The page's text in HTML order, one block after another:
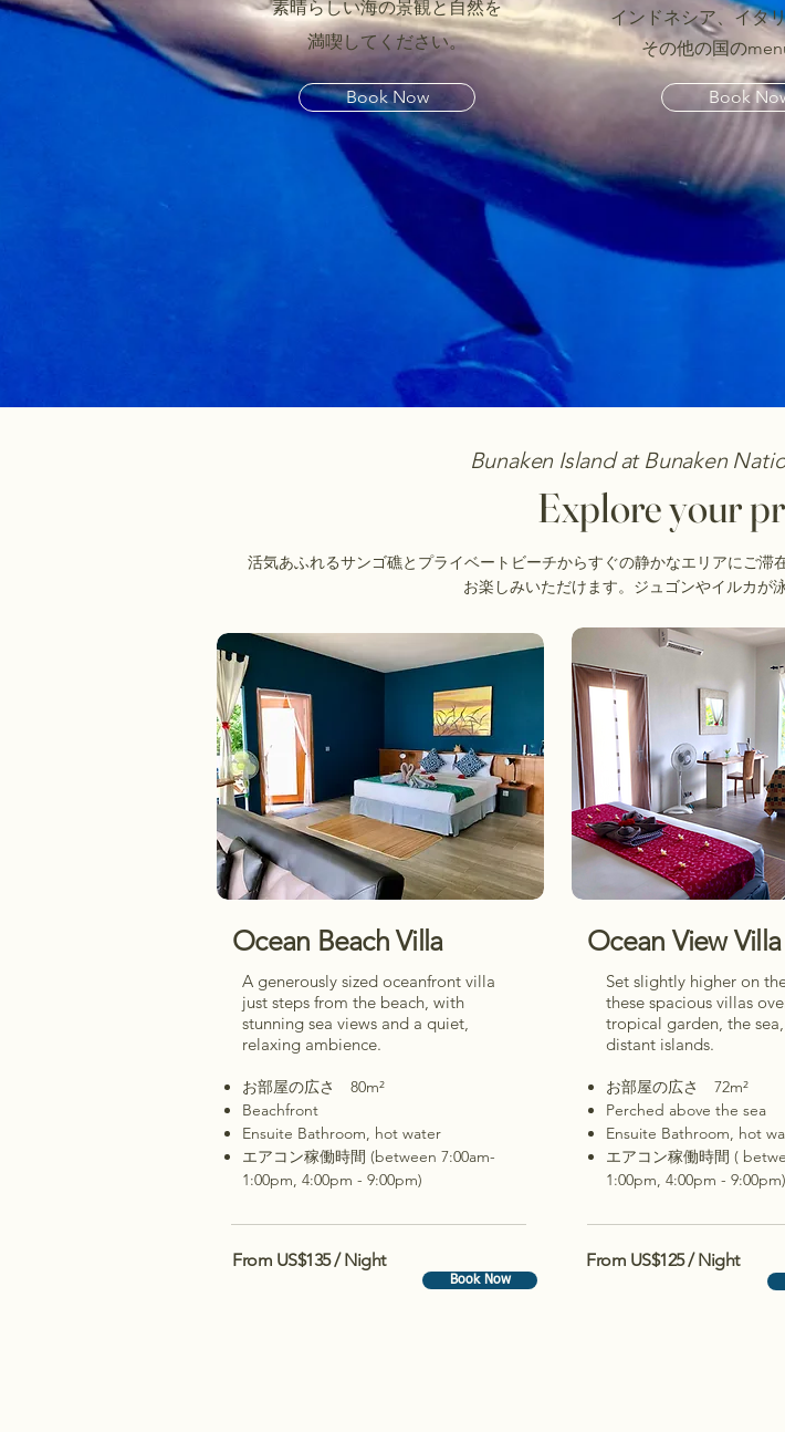
素晴らしい海の景観と自然を
満喫してください。
Book Now
インドネシア、イタ
その他の国の
Book
Bunaken Island at Bunaken
Explore your
活気あふれるサンゴ礁とプライベートビーチからすぐの静かなエリアにご
お楽しみいただけます。ジュゴンやイルカが
Ocean Beach Villa
A generously sized oceanfront villa
just steps from the beach, with
stunning sea views and a quiet,
relaxing ambience.
お部屋の広さ 80m²
Beachfront
Ensuite Bathroom, hot water
エアコン稼働時間 (between 7:00am-
1:00pm, 4:00pm - 9:00pm)
From US$135 / Night
Book Now
Ocean View Villa
Set slightly higher on
these spacious villas
tropical garden, the
distant islands.
お部屋の広さ 72m²
Perched above the sea
Ensuite Bathroom, hot
エアコン稼働時間 (
1:00pm, 4:00pm - 9:00pm)
From US$125 / Night